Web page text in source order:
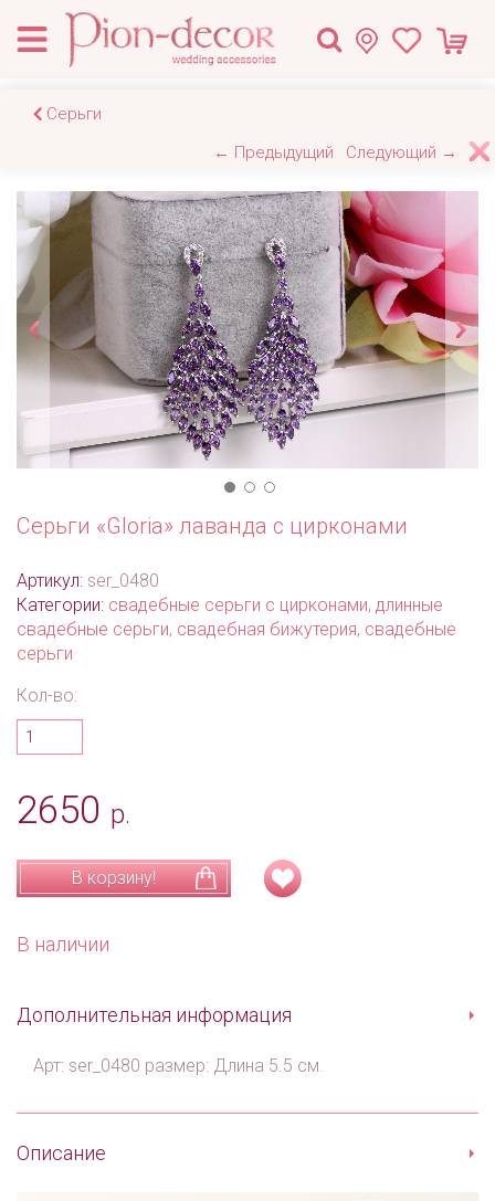
Серьги
← Предыдущий
Следующий →
Серьги «Gloria» лаванда с цирконами
Артикул: ser_0480
Категории: свадебные серьги с цирконами, длинные
свадебные серьги, свадебная бижутерия, свадебные
серьги
Кол-во:
2650 р.
В корзину!
В наличии
Дополнительная информация
Арт: ser_0480 размер: Длина 5.5 см.
Описание